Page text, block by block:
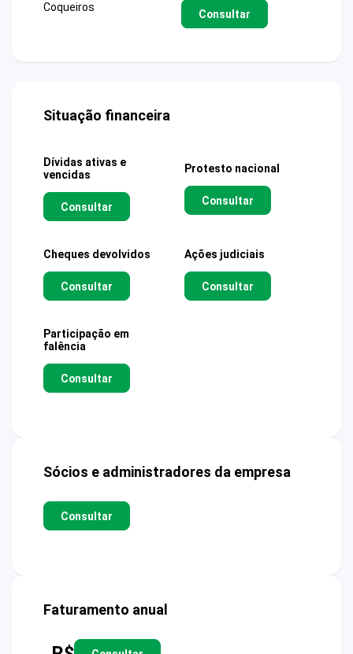
Coqueiros
Consultar
Situação financeira
Dívidas ativas e
vencidas
Consultar
Protesto nacional
Consultar
Cheques devolvidos
Consultar
Ações judiciais
Consultar
Participação em
falência
Consultar
Sócios e administradores da empresa
Consultar
Faturamento anual